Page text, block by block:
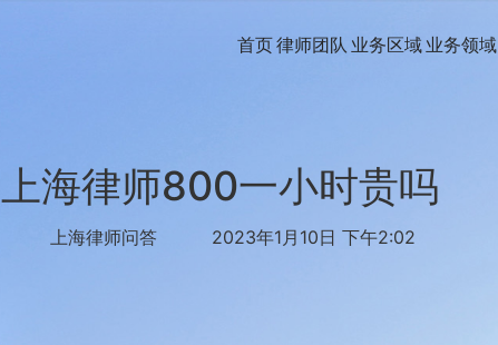
首页律师团队 业务区域 业务领域
上海律师800一小时贵吗
上海律师问答 2023年1月10日 下午2:02